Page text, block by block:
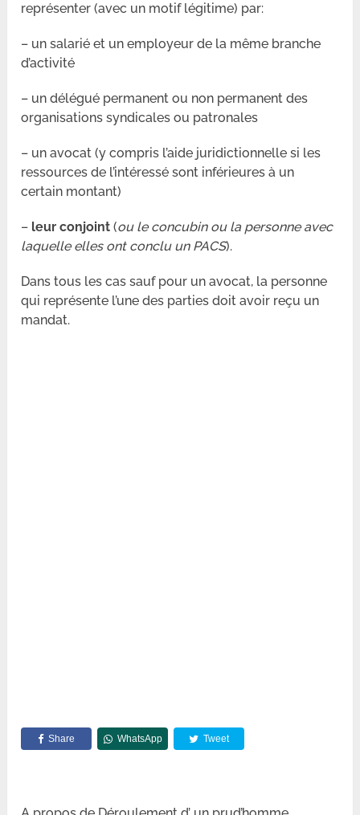
représenter (avec un motif légitime) par:
– un salarié et un employeur de la même branche
d’activité
– un délégué permanent ou non permanent des
organisations syndicales ou patronales
– un avocat (y compris l’aide juridictionnelle si les
ressources de l’intéressé sont inférieures à un
certain montant)
– leur conjoint (ou le concubin ou la personne avec
laquelle elles ont conclu un PACS).
Dans tous les cas sauf pour un avocat, la personne
qui représente l’une des parties doit avoir reçu un
mandat.
Share WhatsApp Tweet